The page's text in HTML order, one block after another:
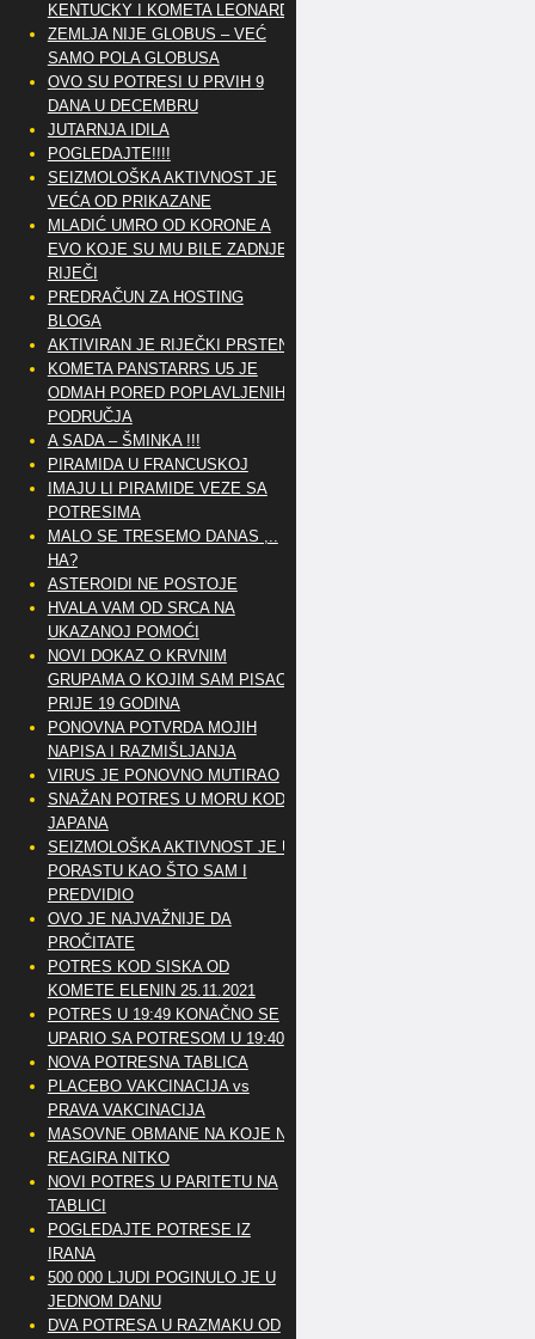
KENTUCKY I KOMETA LEONARD
ZEMLJA NIJE GLOBUS – VEĆ
SAMO POLA GLOBUSA
OVO SU POTRESI U PRVIH 9
DANA U DECEMBRU
JUTARNJA IDILA
POGLEDAJTE!!!!
SEIZMOLOŠKA AKTIVNOST JE
VEĆA OD PRIKAZANE
MLADIĆ UMRO OD KORONE A
EVO KOJE SU MU BILE ZADNJE
RIJEČI
PREDRAČUN ZA HOSTING
BLOGA
AKTIVIRAN JE RIJEČKI PRSTEN
KOMETA PANSTARRS U5 JE
ODMAH PORED POPLAVLJENIH
PODRUČJA
A SADA – ŠMINKA !!!
PIRAMIDA U FRANCUSKOJ
IMAJU LI PIRAMIDE VEZE SA
POTRESIMA
MALO SE TRESEMO DANAS ,..
HA?
ASTEROIDI NE POSTOJE
HVALA VAM OD SRCA NA
UKAZANOJ POMOĆI
NOVI DOKAZ O KRVNIM
GRUPAMA O KOJIM SAM PISAO
PRIJE 19 GODINA
PONOVNA POTVRDA MOJIH
NAPISA I RAZMIŠLJANJA
VIRUS JE PONOVNO MUTIRAO
SNAŽAN POTRES U MORU KOD
JAPANA
SEIZMOLOŠKA AKTIVNOST JE U
PORASTU KAO ŠTO SAM I
PREDVIDIO
OVO JE NAJVAŽNIJE DA
PROČITATE
POTRES KOD SISKA OD
KOMETE ELENIN 25.11.2021
POTRES U 19:49 KONAČNO SE
UPARIO SA POTRESOM U 19:40
NOVA POTRESNA TABLICA
PLACEBO VAKCINACIJA vs
PRAVA VAKCINACIJA
MASOVNE OBMANE NA KOJE NE
REAGIRA NITKO
NOVI POTRES U PARITETU NA
TABLICI
POGLEDAJTE POTRESE IZ
IRANA
500 000 LJUDI POGINULO JE U
JEDNOM DANU
DVA POTRESA U RAZMAKU OD